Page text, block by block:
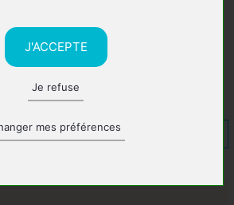
J'ACCEPTE
Je refuse
mes préférences
Saint-George